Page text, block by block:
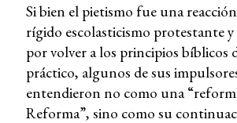
Si bien el pietismo fue una
rígido escolasticismo protestante
por volver a los principios bíblicos
práctico, algunos de sus
entendieron no como una
Reforma”, sino como su